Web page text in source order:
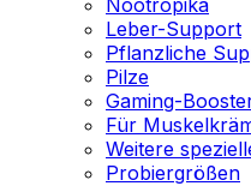
Leber-Support
Pflanzliche
Pilze
Gaming-
Für
Weitere
Probiergrößen